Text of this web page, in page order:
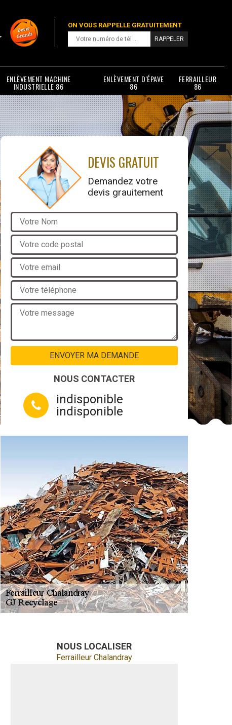
ON VOUS RAPPELLE GRATUITEMENT
ENLÈVEMENT MACHINE
INDUSTRIELLE 86
ENLÈVEMENT D'ÉPAVE
86
FERRAILLEUR
86
DEVIS GRATUIT
Demandez votre
devis grauitement
NOUS CONTACTER
indisponible
indisponible
NOUS LOCALISER
Ferrailleur Chalandray